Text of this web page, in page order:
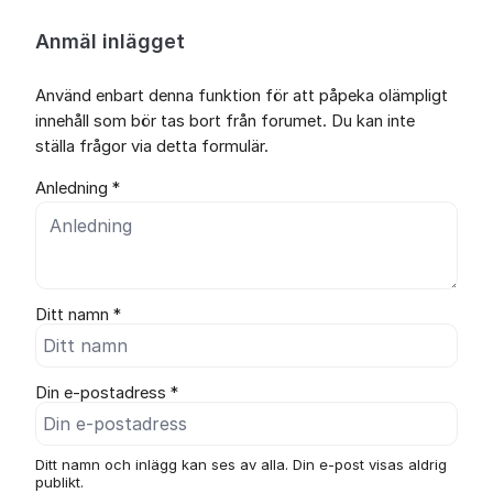
Anmäl inlägget
Använd enbart denna funktion för att påpeka olämpligt
innehåll som bör tas bort från forumet. Du kan inte
ställa frågor via detta formulär.
Anledning *
Ditt namn *
Din e-postadress *
Ditt namn och inlägg kan ses av alla. Din e-post visas aldrig
publikt.